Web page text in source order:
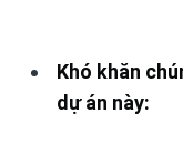
Khó khăn
dự án này: